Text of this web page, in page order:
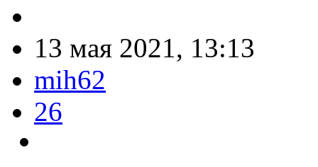
13 мая 2021, 13:13
mih62
26